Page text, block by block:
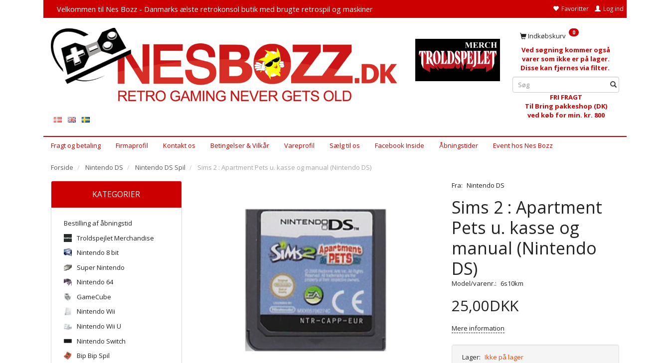
Favoritter Log ind
Velkommen til Nes Bozz - Danmarks ælste retrokonsol butik med brugte retrospil og maskiner
Indkøbskurv 0
Ved søgning kommer også
varer som ikke er på lager.
Disse kan fjernes via filter.
FRI FRAGT
Til Bring pakkeshop (DK)
ved køb for min. kr. 800
Fragt og betaling Firmaprofil Kontakt os Betingelser & Vilkår Vareprofil Sælg til os Facebook Inside Åbningstider Event hos Nes Bozz
Forside Nintendo DS Nintendo DS Spil Sims 2 : Apartment Pets u. kasse og manual (Nintendo DS)
KATEGORIER
Bestilling af åbningstid
Troldspejlet Merchandise
Nintendo 8 bit
Super Nintendo
Nintendo 64
GameCube
Nintendo Wii
Nintendo Wii U
Nintendo Switch
Bip Bip Spil
Fra: Nintendo DS
Sims 2 : Apartment
Pets u. kasse og
manual (Nintendo
DS)
Model/varenr.: 6s10km
25,00DKK
Mere information
Lager: Ikke på lager